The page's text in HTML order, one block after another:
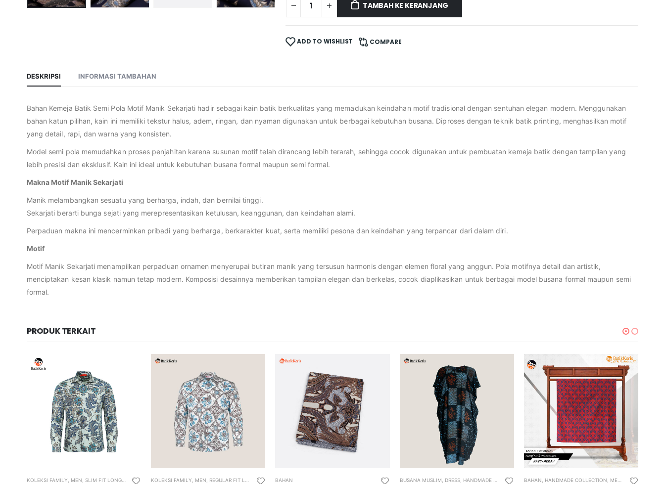
TAMBAH KE KERANJANG
ADD TO WISHLIST COMPARE
DESKRIPSI INFORMASI TAMBAHAN
Bahan Kemeja Batik Semi Pola Motif Manik Sekarjati hadir sebagai kain batik berkualitas yang memadukan keindahan motif tradisional dengan sentuhan elegan modern. Menggunakan
bahan katun pilihan, kain ini memiliki tekstur halus, adem, ringan, dan nyaman digunakan untuk berbagai kebutuhan busana. Diproses dengan teknik batik printing, menghasilkan motif
yang detail, rapi, dan warna yang konsisten.
Model semi pola memudahkan proses penjahitan karena susunan motif telah dirancang lebih terarah, sehingga cocok digunakan untuk pembuatan kemeja batik dengan tampilan yang
lebih presisi dan eksklusif. Kain ini ideal untuk kebutuhan busana formal maupun semi formal.
Makna Motif Manik Sekarjati
Manik melambangkan sesuatu yang berharga, indah, dan bernilai tinggi.
Sekarjati berarti bunga sejati yang merepresentasikan ketulusan, keanggunan, dan keindahan alami.
Perpaduan makna ini mencerminkan pribadi yang berharga, berkarakter kuat, serta memiliki pesona dan keindahan yang terpancar dari dalam diri.
Motif
Motif Manik Sekarjati menampilkan perpaduan ornamen menyerupai butiran manik yang tersusun harmonis dengan elemen floral yang anggun. Pola motifnya detail dan artistik,
menciptakan kesan klasik namun tetap modern. Komposisi desainnya memberikan tampilan elegan dan berkelas, cocok diaplikasikan untuk berbagai model busana formal maupun semi
formal.
PRODUK TERKAIT
, WOMEN,WOMEN’S MUSLIM WEAR
KOLEKSI FAMILY MEN SLIM FIT LONG SLEEVE SHIRT , SLIM FIT SHIRT
KOLEKSI FAMILY MEN REGULAR FIT LONG SLEEVE SHIRT ,
BAHAN BUSANA MUSLIM DRESS, HANDMADE COLLECTION ,LOUNGEWEAR,WOMEN , WOMEN’S MUSLIM WEAR
BAHAN HANDMADE COLLECTION MEN WOMEN